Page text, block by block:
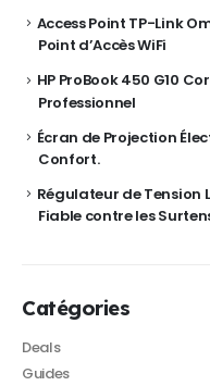
Access Point TP-Link
Point d’Accès WiFi
HP ProBook 450 G10
Professionnel
Écran de Projection
Confort.
Régulateur de Tension
Fiable contre les
Catégories
Deals
Guides